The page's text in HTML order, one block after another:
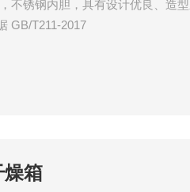
不锈钢内胆，具有设计优良、造型
GB/T211-2017
燥箱